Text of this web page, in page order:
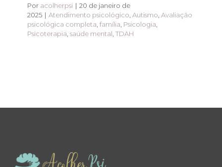
Por acolherpsi | 20 de janeiro de
2025 | Atendimento psicológico Autismo Avaliação
psicológica completa família Psicologia
Psicoterapia saúde mental TDAH